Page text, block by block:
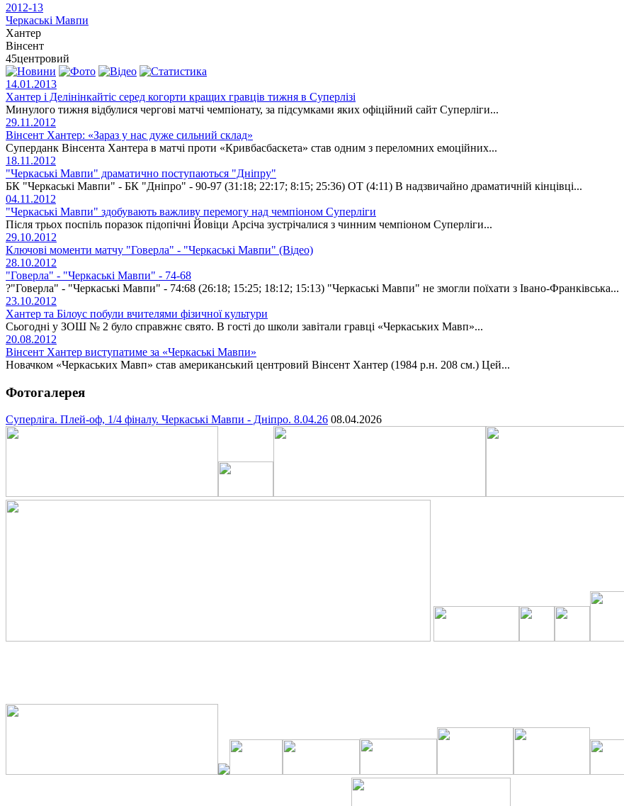
2012-13
Черкаські Мавпи
Хантер
Вінсент
45центровий
14.01.2013
Хантер і Делінінкайтіс серед когорти кращих гравців тижня в Суперлізі
Минулого тижня відбулися чергові матчі чемпіонату, за підсумками яких офіційний сайт Суперліги...
29.11.2012
Вінсент Хантер: «Зараз у нас дуже сильний склад»
Суперданк Вінсента Хантера в матчі проти «Кривбасбаскета» став одним з переломних емоційних...
18.11.2012
"Черкаські Мавпи" драматично поступаються "Дніпру"
БК "Черкаські Мавпи" - БК "Дніпро" - 90-97 (31:18; 22:17; 8:15; 25:36) ОТ (4:11) В надзвичайно драматичній кінцівці...
04.11.2012
"Черкаські Мавпи" здобувають важливу перемогу над чемпіоном Суперліги
Після трьох поспіль поразок підопічні Йовіци Арсіча зустрічалися з чинним чемпіоном Суперліги...
29.10.2012
Ключові моменти матчу "Говерла" - "Черкаські Мавпи" (Відео)
28.10.2012
"Говерла" - "Черкаські Мавпи" - 74-68
?"Говерла" - "Черкаські Мавпи" - 74:68 (26:18; 15:25; 18:12; 15:13) "Черкаські Мавпи" не змогли поїхати з Івано-Франківська...
23.10.2012
Хантер та Білоус побули вчителями фізичної культури
Сьогодні у ЗОШ № 2 було справжнє свято. В гості до школи завітали гравці «Черкаських Мавп»...
20.08.2012
Вінсент Хантер виступатиме за «Черкаські Мавпи»
Новачком «Черкаських Мавп» став американський центровий Вінсент Хантер (1984 р.н. 208 см.) Цей...
Фотогалерея
Суперліга. Плей-оф, 1/4 фіналу. Черкаські Мавпи - Дніпро. 8.04.26 08.04.2026